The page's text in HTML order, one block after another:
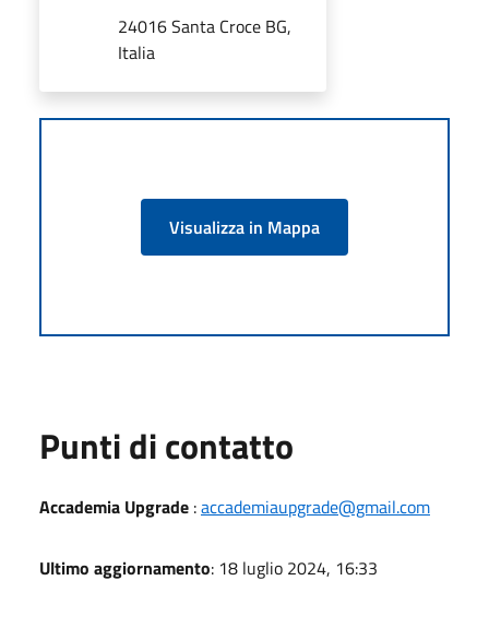
24016 Santa Croce BG,
Italia
Visualizza in Mappa
Punti di contatto
Accademia Upgrade :accademiaupgrade@gmail.com
Ultimo aggiornamento: 18 luglio 2024, 16:33